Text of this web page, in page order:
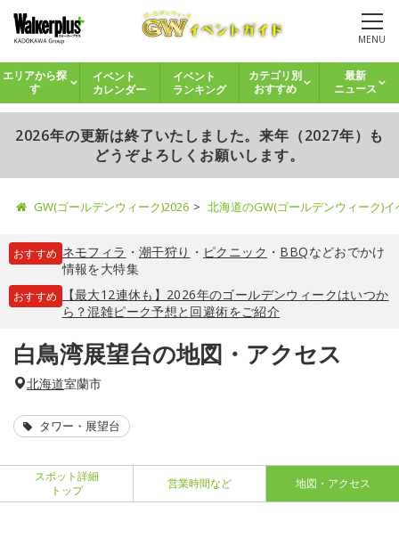
MENU
エリアから探
す
イベント
カレンダー
イベント
ランキング
カテゴリ別
おすすめ
最新
ニュース
2026年の更新は終了いたしました。来年（2027年）も
どうぞよろしくお願いします。
GW(ゴールデンウィーク)2026 北海道のGW(ゴールデンウィーク)
おすすめ ネモフィラ ・ 潮干狩り ・ ピクニック ・ BBQなどおでかけ
情報を大特集
おすすめ
【最大12連休も】2026年のゴールデンウィークはいつか
ら？混雑ピーク予想と回避術をご紹介
白鳥湾展望台の地図・アクセス
北海道室蘭市
タワー・展望台
スポット詳細
トップ
営業時間など 地図・アクセス